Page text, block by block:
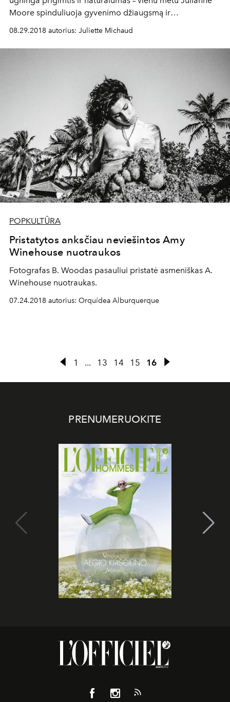
Moore spinduliuoja gyvenimo džiaugsmą ir
sudėtingesnius slaptus jausmus.
08.29.2018 autorius: Juliette Michaud
POPKULTŪRA
Pristatytos anksčiau neviešintos Amy
Winehouse nuotraukos
Fotografas B. Woodas pasauliui pristatė asmeniškas A.
Winehouse nuotraukas.
07.24.2018 autorius: Orquídea Alburquerque
1 ... 13 14 15 16
PRENUMERUOKITE